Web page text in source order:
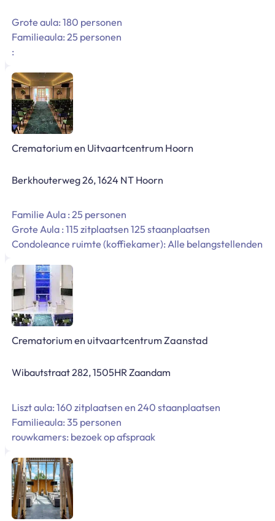
Grote aula: 180 personen
Familieaula: 25 personen
:
Crematorium en Uitvaartcentrum Hoorn
Berkhouterweg 26, 1624 NT Hoorn
Familie Aula : 25 personen
Grote Aula : 115 zitplaatsen 125 staanplaatsen
Condoleance ruimte (koffiekamer): Alle belangstellenden
Crematorium en uitvaartcentrum Zaanstad
Wibautstraat 282, 1505HR Zaandam
Liszt aula: 160 zitplaatsen en 240 staanplaatsen
Familieaula: 35 personen
rouwkamers: bezoek op afspraak